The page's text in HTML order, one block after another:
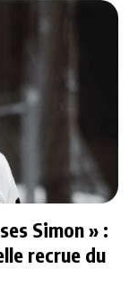
Simon » :
recrue du